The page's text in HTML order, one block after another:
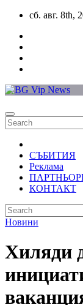
Skip
content
сб. авг. 8th,
СЪБИТИЯ
Реклама
КОНТАКТ
Новини
Хиляди